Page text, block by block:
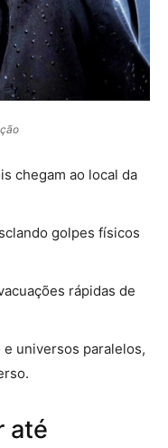
chegam ao local da
golpes físicos
rápidas de
universos paralelos,
até